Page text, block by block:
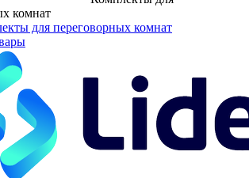
комнат
для переговорных комнат